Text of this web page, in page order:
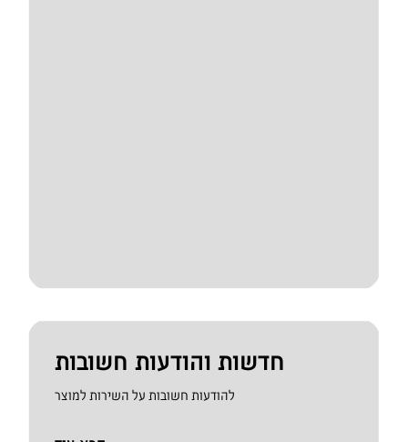
חדשות והודעות חשובות
להודעות חשובות על השירות למוצר